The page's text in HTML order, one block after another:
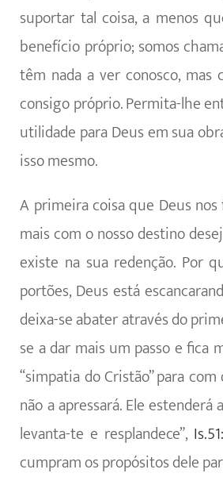
suportar tal coisa, a menos
benefício próprio; somos
têm nada a ver conosco, mas
consigo próprio. Permita-lhe
utilidade para Deus em sua
isso mesmo.
A primeira coisa que Deus
mais com o nosso destino
existe na sua redenção. Por
portões, Deus está
deixa-se abater através do
se a dar mais um passo e fica
“simpatia do Cristão” para
não a apressará. Ele
levanta-te e resplandece”,
cumpram os propósitos dele